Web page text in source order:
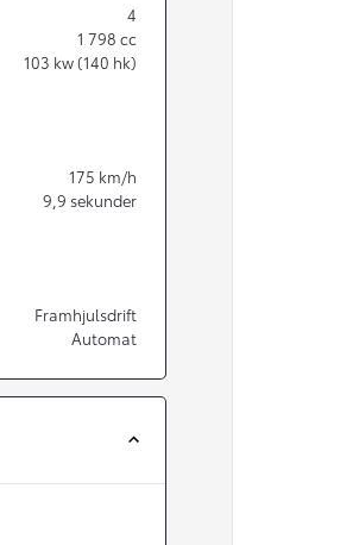
Nya GR GT
4
1 798 cc
103 kw (140 hk)
175 km/h
9,9 sekunder
Framhjulsdrift
Automat